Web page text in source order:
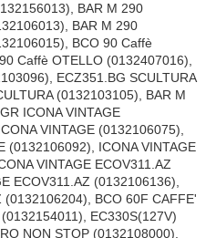
BAR M 290
BAR M 290
BCO 90 Caffè
Caffè OTELLO (0132407016),
ECZ351.BG SCULTURA
(0132103105), BAR M
ICONA VINTAGE
VINTAGE (0132106075),
(0132106092), ICONA VINTAGE
VINTAGE ECOV311.AZ
ECOV311.AZ (0132106136),
(0132106204), BCO 60F CAFFE'
EC330S(127V)
NON STOP (0132108000),